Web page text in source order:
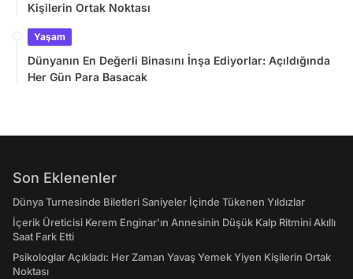
Kişilerin Ortak Noktası
Yaşam
Dünyanın En Değerli Binasını İnşa Ediyorlar: Açıldığında
Her Gün Para Basacak
Son Eklenenler
Dünya Turnesinde Biletleri Saniyeler İçinde Tükenen Yıldızlar
İçerik Üreticisi Kerem Enginar'ın Annesinin Düşük Kalp Ritmini Akıllı
Saat Fark Etti
Psikologlar Açıkladı: Her Zaman Yavaş Yemek Yiyen Kişilerin Ortak
Noktası